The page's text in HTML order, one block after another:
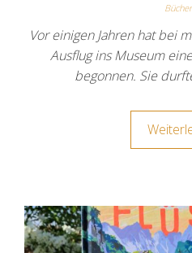
Bücher
Vor einigen Jahren hat bei
Ausflug ins Museum
begonnen. Sie